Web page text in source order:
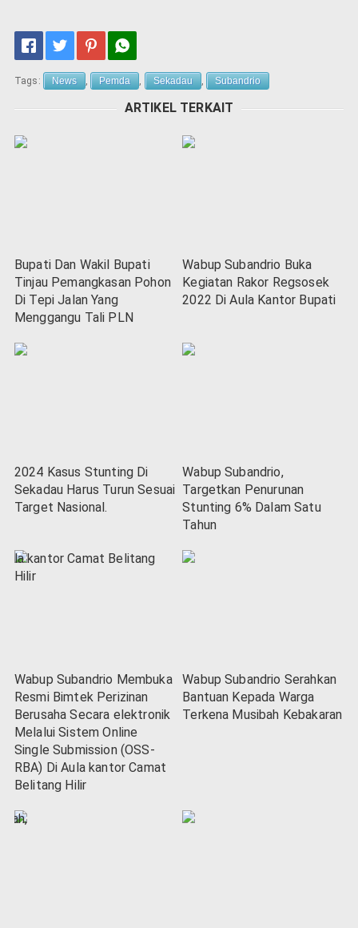
Tags: News Pemda Sekadau Subandrio
ARTIKEL TERKAIT
Bupati Dan Wakil Bupati
Tinjau Pemangkasan Pohon
Di Tepi Jalan Yang
Menggangu Tali PLN
Wabup Subandrio Buka
Kegiatan Rakor Regsosek
2022 Di Aula Kantor Bupati
2024 Kasus Stunting Di
Sekadau Harus Turun Sesuai
Target Nasional.
Wabup Subandrio,
Targetkan Penurunan
Stunting 6% Dalam Satu
Tahun
Wabup Subandrio Membuka
Resmi Bimtek Perizinan
Berusaha Secara elektronik
Melalui Sistem Online
Single Submission (OSS-
RBA) Di Aula kantor Camat
Belitang Hilir
Wabup Subandrio Serahkan
Bantuan Kepada Warga
Terkena Musibah Kebakaran